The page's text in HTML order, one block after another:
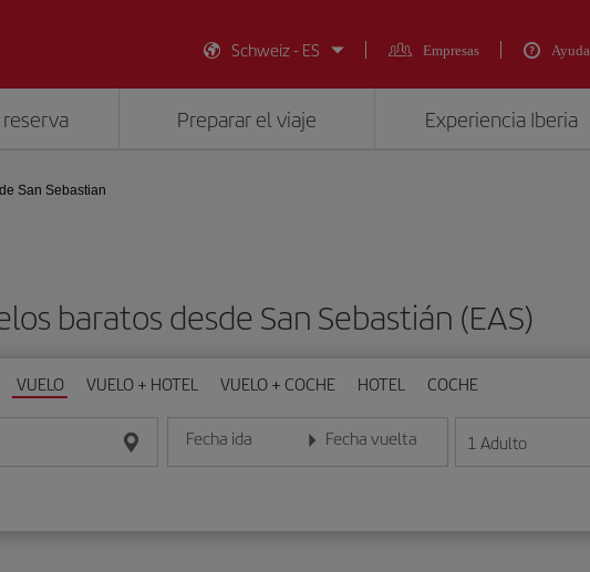
Schweiz - ES
Empresas Ayuda
Preparar el viaje Experiencia Iberia
San Sebastian
baratos desde San Sebastián (EAS)
VUELO VUELO + HOTEL VUELO + COCHE HOTEL COCHE
Fecha ida
Introduce la fecha en formato día/mes/año
Fecha vuelta
Introduce la fecha en formato día/mes/año
1 Adulto